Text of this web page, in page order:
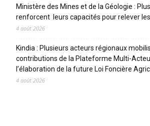
Ministère des Mines et de la Géologie :
renforcent leurs capacités pour relever
4 août 2026
Kindia : Plusieurs acteurs régionaux
contributions de la Plateforme Multi-
l’élaboration de la future Loi Foncière
4 août 2026